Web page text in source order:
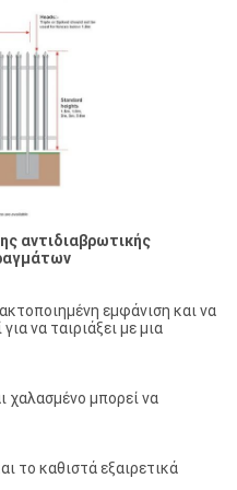
αντιδιαβρωτικής
εμφάνιση και να
να ταιριάξει με μια
χαλασμένο μπορεί να
το καθιστά εξαιρετικά